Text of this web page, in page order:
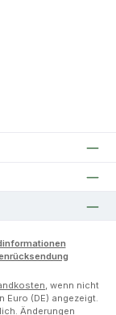
, wenn nicht
Euro (DE) angezeigt.
Änderungen